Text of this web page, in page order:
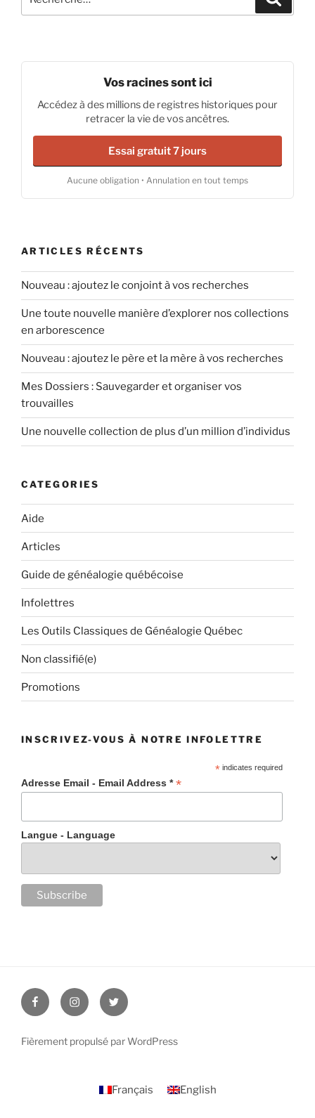
pour
Vos racines sont ici
Accédez à des millions de registres historiques pour
retracer la vie de vos ancêtres.
Essai gratuit 7 jours
Aucune obligation • Annulation en tout temps
ARTICLES RÉCENTS
Nouveau : ajoutez le conjoint à vos recherches
Une toute nouvelle manière d’explorer nos collections
en arborescence
Nouveau : ajoutez le père et la mère à vos recherches
Mes Dossiers : Sauvegarder et organiser vos
trouvailles
Une nouvelle collection de plus d’un million d’individus
CATEGORIES
Aide
Articles
Guide de généalogie québécoise
Infolettres
Les Outils Classiques de Généalogie Québec
Non classifié(e)
Promotions
INSCRIVEZ-VOUS À NOTRE INFOLETTRE
* indicates required
Adresse Email - Email Address **
Langue - Language
FacebookInstagramTwitter
Fièrement propulsé par WordPress
Français English